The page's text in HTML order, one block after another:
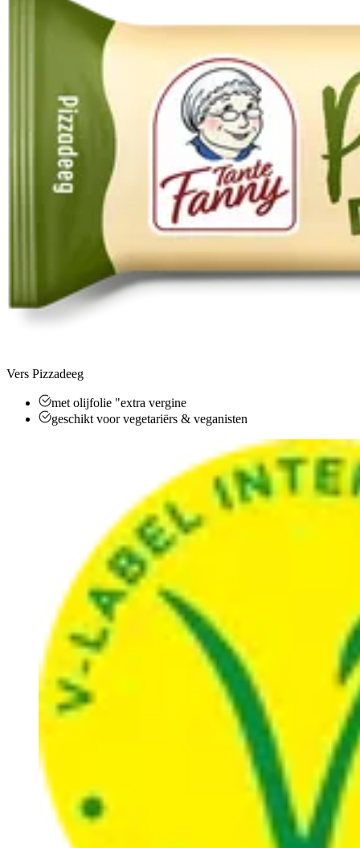
Vers Pizzadeeg
met olijfolie "extra vergine
geschikt voor vegetariërs & veganisten